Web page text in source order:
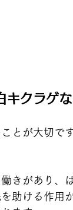
クラゲな
とが大切で
きがあり、
助ける作用